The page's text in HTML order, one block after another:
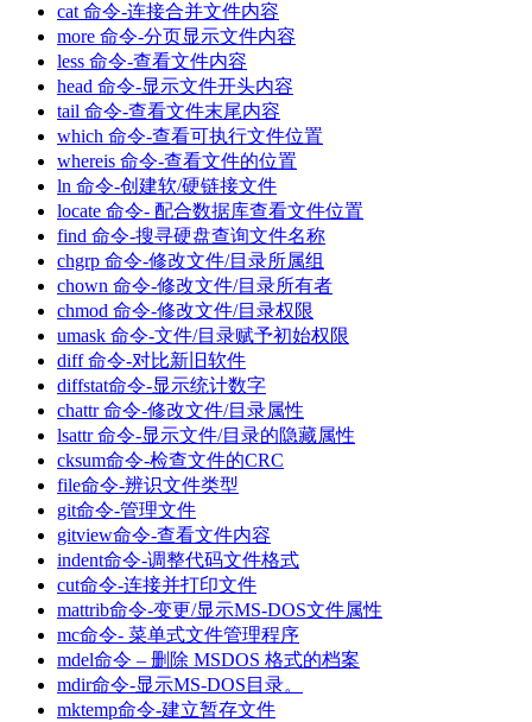
cat 命令-连接合并文件内容
more 命令-分页显示文件内容
less 命令-查看文件内容
head 命令-显示文件开头内容
tail 命令-查看文件末尾内容
which 命令-查看可执行文件位置
whereis 命令-查看文件的位置
ln 命令-创建软/硬链接文件
locate 命令- 配合数据库查看文件位置
find 命令-搜寻硬盘查询文件名称
chgrp 命令-修改文件/目录所属组
chown 命令-修改文件/目录所有者
chmod 命令-修改文件/目录权限
umask 命令-文件/目录赋予初始权限
diff 命令-对比新旧软件
diffstat命令-显示统计数字
chattr 命令-修改文件/目录属性
lsattr 命令-显示文件/目录的隐藏属性
cksum命令-检查文件的CRC
file命令-辨识文件类型
git命令-管理文件
gitview命令-查看文件内容
indent命令-调整代码文件格式
cut命令-连接并打印文件
mattrib命令-变更/显示MS-DOS文件属性
mc命令- 菜单式文件管理程序
mdel命令 – 删除 MSDOS 格式的档案
mdir命令-显示MS-DOS目录。
mktemp命令-建立暂存文件